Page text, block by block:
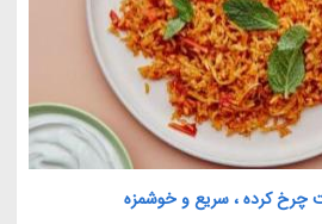
چرخ کرده ، سریع و خوشمزه